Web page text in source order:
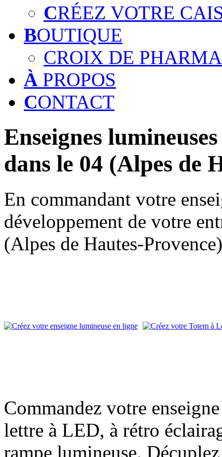
CRÉEZ VOTRE
BOUTIQUE
CROIX DE
À PROPOS
CONTACT
Enseignes
dans le 04 (Alpes de
En commandant votre
développement de votre
(Alpes de Hautes-
Commandez votre
lettre à LED, à rétro
rampe lumineuse.